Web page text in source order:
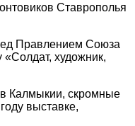
Ставрополья
Правлением Союза
«Солдат, художник,
Калмыкии, скромные
выставке,